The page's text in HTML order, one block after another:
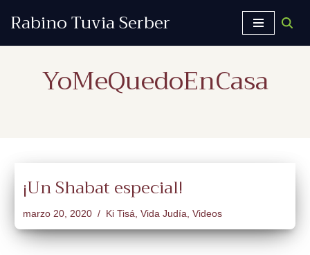
contenido
Rabino Tuvia Serber
YoMeQuedoEnCasa
¡Un Shabat especial!
marzo 20, 2020 Ki Tisá, Vida Judía, Videos